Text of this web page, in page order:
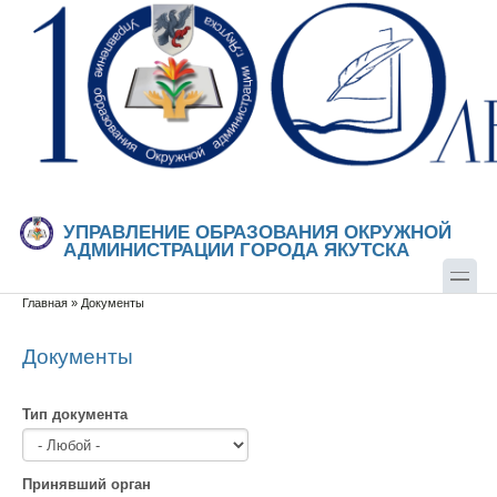
Перейти к основному содержанию
Skip to search
УПРАВЛЕНИЕ ОБРАЗОВАНИЯ ОКРУЖНОЙ
АДМИНИСТРАЦИИ ГОРОДА ЯКУТСКА
Вы здесь
Главная » Документы
Документы
Тип документа
Принявший орган